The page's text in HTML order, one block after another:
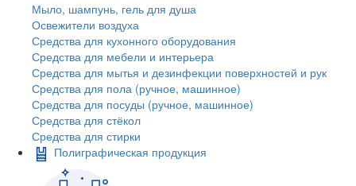
Мыло, шампунь, гель для душа
Освежители воздуха
Средства для кухонного оборудования
Средства для мебели и интерьера
Средства для мытья и дезинфекции поверхностей и рук
Средства для пола (ручное, машинное)
Средства для посуды (ручное, машинное)
Средства для стёкол
Средства для стирки
Полиграфическая продукция